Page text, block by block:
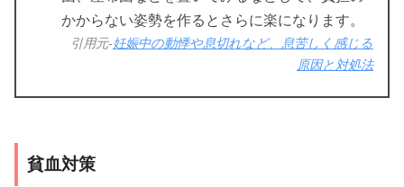
かからない姿勢を作るとさらに楽になります。
引用元-妊娠中の動悸や息切れなど、息苦しく感じる
原因と対処法
貧血対策